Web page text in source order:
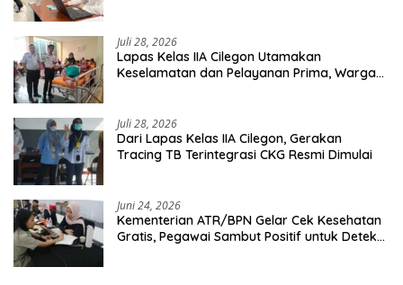
Juli 28, 2026
Lapas Kelas IIA Cilegon Utamakan
Keselamatan dan Pelayanan Prima, Warga
Juli 28, 2026
Dari Lapas Kelas IIA Cilegon, Gerakan
Tracing TB Terintegrasi CKG Resmi Dimulai
Juni 24, 2026
Kementerian ATR/BPN Gelar Cek Kesehatan
Gratis, Pegawai Sambut Positif untuk Deteksi